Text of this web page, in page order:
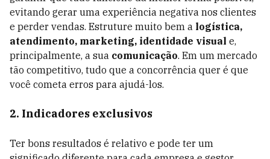
evitando gerar uma experiência negativa nos clientes
e perder vendas. Estruture muito bem a logística,
atendimento, marketing, identidade visual e,
principalmente, a sua comunicação. Em um mercado
tão competitivo, tudo que a concorrência quer é que
você cometa erros para ajudá-los.
2. Indicadores exclusivos
Ter bons resultados é relativo e pode ter um